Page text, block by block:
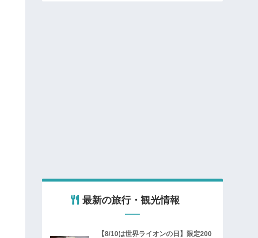
最新の旅行・観光情報
【8/10は世界ライオンの日】限定200